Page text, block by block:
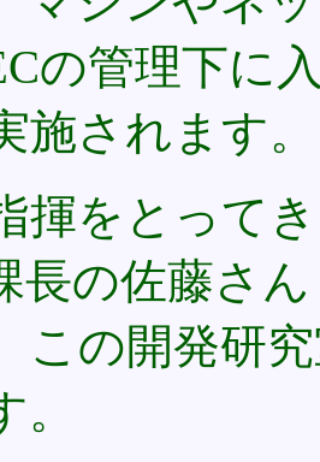
の管理下に
施されます。
揮をとって
長の佐藤さ
この開発研